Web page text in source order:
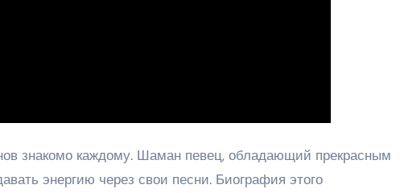
знакомо каждому. Шаман певец, обладающий прекрасным
энергию через свои песни. Биография этого